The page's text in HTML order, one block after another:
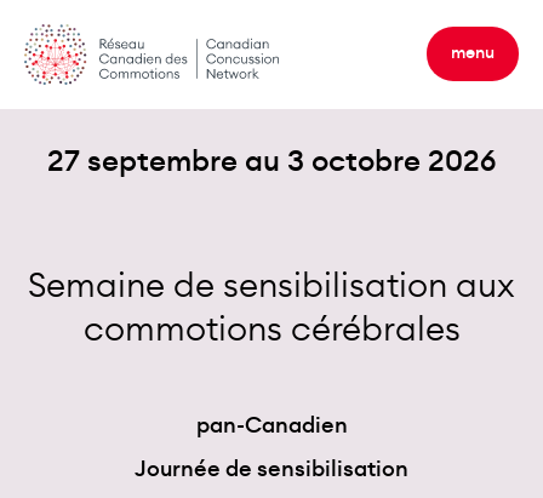
content
menu
27 septembre au 3 octobre 2026
Semaine de sensibilisation aux
commotions cérébrales
pan-Canadien
Journée de sensibilisation